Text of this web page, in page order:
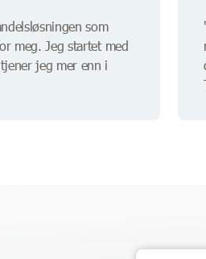
som
meg. Jeg startet med
jeg mer enn i